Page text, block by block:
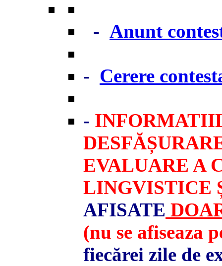
- Anunt
- Cerere
-
EVALUARE A
LINGVISTICE
AFISATE
(nu se afiseaza
fiecărei zile de